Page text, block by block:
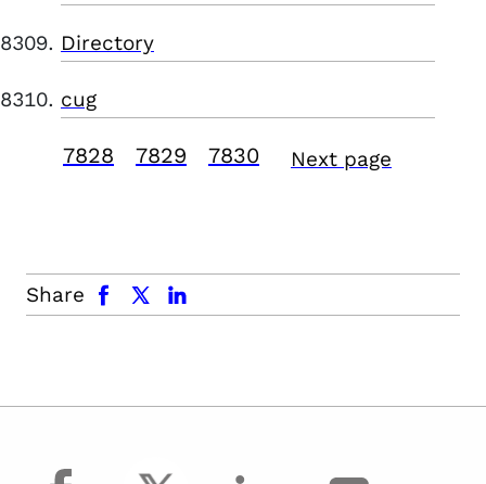
Directory
cug
7828 7829 7830 Next page
Share
facebook x.com linkedin
facebook